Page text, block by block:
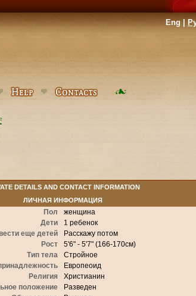
Eng|
DETAILS AND CONTACT INFORMATION
ЛИЧНАЯ ИНФОРМАЦИЯ
Пол
женщина
Дети
1 ребенок
еще детей
Расскажу потом
Рост
5'6" - 5'7" (166-170см)
Тип тела
Стройное
Европеоид
Религия
Христианин
положение
Разведен